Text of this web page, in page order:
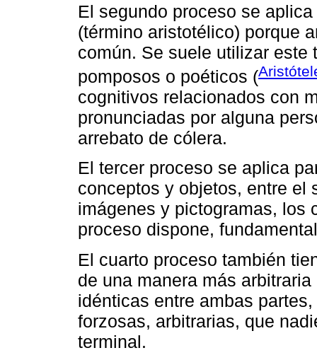
El segundo proceso se
(término aristotélico) porque
común. Se suele utilizar este
pomposos o poéticos (
cognitivos relacionados con
pronunciadas por alguna
arrebato de cólera.
El tercer proceso se aplica
conceptos y objetos, entre el
imágenes y pictogramas, los
proceso dispone,
El cuarto proceso también
de una manera más
idénticas entre ambas
forzosas, arbitrarias, que
terminal.